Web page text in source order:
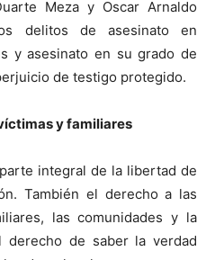
Meza y Oscar Arnaldo
delitos de asesinato en
y asesinato en su grado de
de testigo protegido.
y familiares
integral de la libertad de
También el derecho a las
las comunidades y la
derecho de saber la verdad